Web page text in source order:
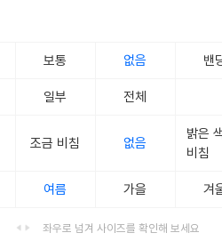
보통 없음 밴
일부 전체
조금 비침 없음
밝은
비침
여름 가을 겨
좌우로 넘겨 사이즈를 확인해 보세요